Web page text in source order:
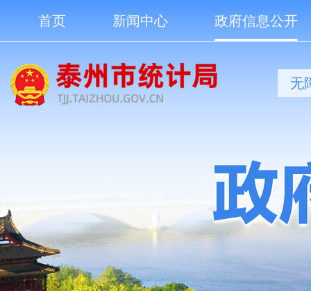
首页 新闻中心 政府信息公开
无